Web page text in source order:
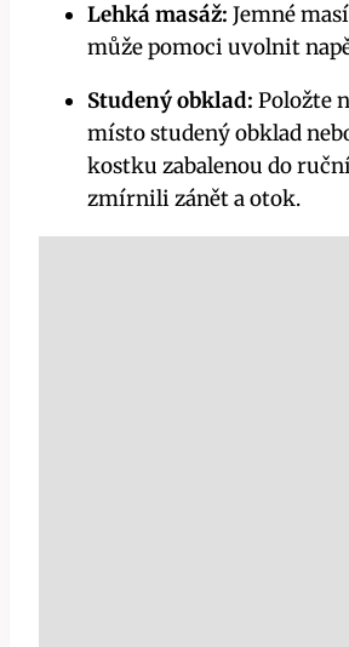
Lehká masáž: Jemné
může pomoci uvolnit
Studený obklad: Položte
⁤místo studený⁢ obklad
kostku zabalenou do
zmírnili⁢ zánět a otok.